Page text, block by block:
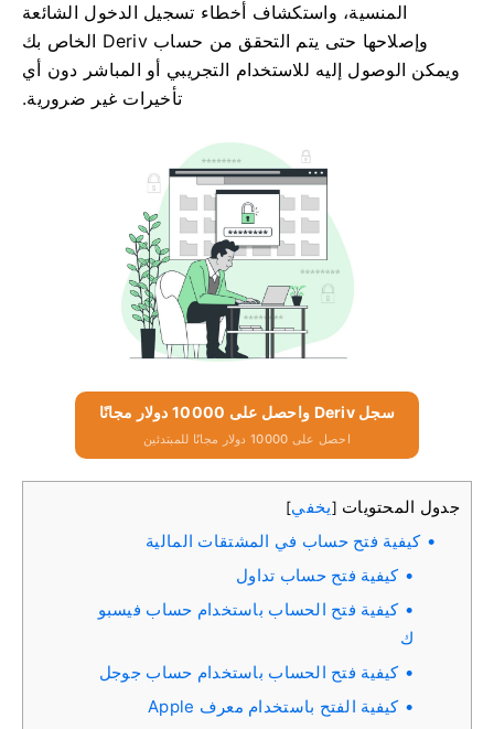
المنسية، واستكشاف أخطاء تسجيل الدخول الشائعة
وإصلاحها حتى يتم التحقق من حساب Deriv الخاص بك
ويمكن الوصول إليه للاستخدام التجريبي أو المباشر دون أي
تأخيرات غير ضرورية.
سجل Deriv واحصل على 10000 دولار مجانًا
احصل على 10000 دولار مجانًا للمبتدئين
جدول المحتويات [يخفي]
كيفية فتح حساب في المشتقات المالية
كيفية فتح حساب تداول
كيفية فتح الحساب باستخدام حساب فيسبو
ك
كيفية فتح الحساب باستخدام حساب جوجل
كيفية الفتح باستخدام معرف Apple